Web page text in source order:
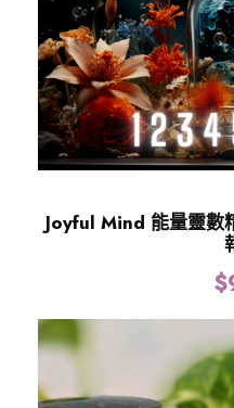
Joyful Mind 能量靈數
$